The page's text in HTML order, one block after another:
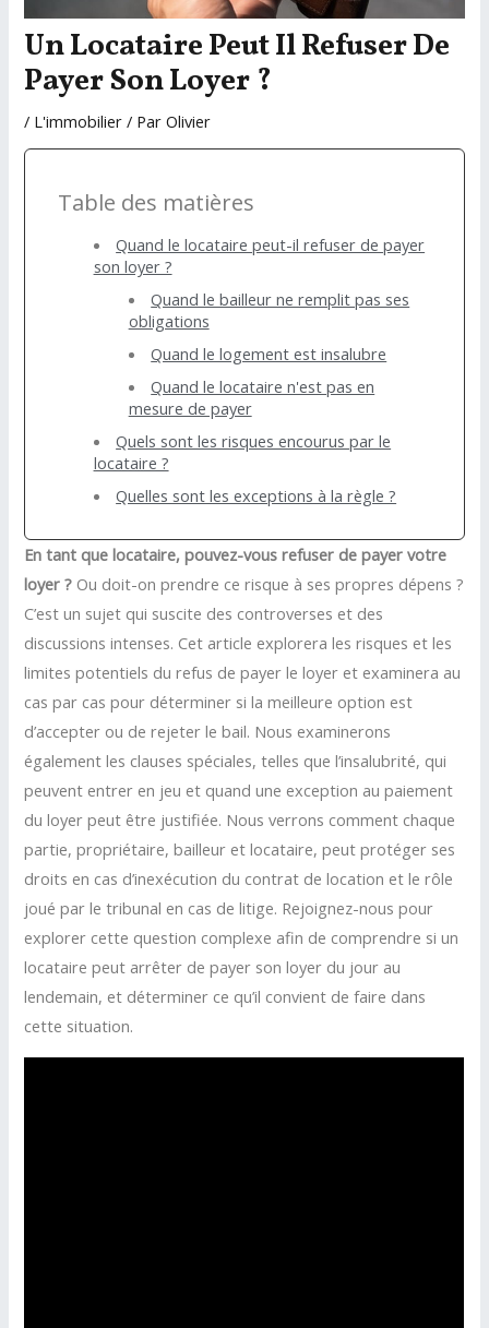
Un Locataire Peut Il Refuser De
Payer Son Loyer ?
/ L'immobilier / ParOlivier
Table des matières
Quand le locataire peut-il refuser de payer
son loyer ?
Quand le bailleur ne remplit pas ses
obligations
Quand le logement est insalubre
Quand le locataire n'est pas en
mesure de payer
Quels sont les risques encourus par le
locataire ?
Quelles sont les exceptions à la règle ?
En tant que locataire, pouvez-vous refuser de payer votre
loyer ? Ou doit-on prendre ce risque à ses propres dépens ?
C’est un sujet qui suscite des controverses et des
discussions intenses. Cet article explorera les risques et les
limites potentiels du refus de payer le loyer et examinera au
cas par cas pour déterminer si la meilleure option est
d’accepter ou de rejeter le bail. Nous examinerons
également les clauses spéciales, telles que l’insalubrité, qui
peuvent entrer en jeu et quand une exception au paiement
du loyer peut être justifiée. Nous verrons comment chaque
partie, propriétaire, bailleur et locataire, peut protéger ses
droits en cas d’inexécution du contrat de location et le rôle
joué par le tribunal en cas de litige. Rejoignez-nous pour
explorer cette question complexe afin de comprendre si un
locataire peut arrêter de payer son loyer du jour au
lendemain, et déterminer ce qu’il convient de faire dans
cette situation.